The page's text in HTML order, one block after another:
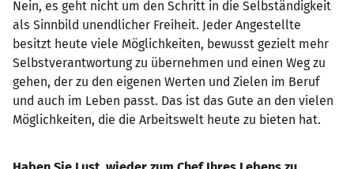
Nein, es geht nicht um den Schritt in die Selbständigkeit
als Sinnbild unendlicher Freiheit. Jeder Angestellte
besitzt heute viele Möglichkeiten, bewusst gezielt mehr
Selbstverantwortung zu übernehmen und einen Weg zu
gehen, der zu den eigenen Werten und Zielen im Beruf
und auch im Leben passt. Das ist das Gute an den vielen
Möglichkeiten, die die Arbeitswelt heute zu bieten hat.